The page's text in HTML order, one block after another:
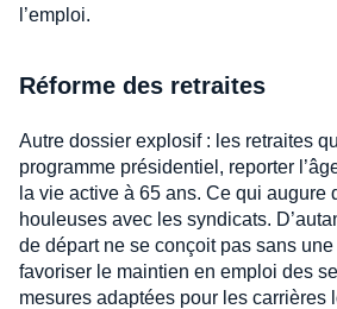
l’emploi.
Réforme des retraites
Autre dossier explosif : les retraites
programme présidentiel, reporter
la vie active à 65 ans. Ce qui augure
houleuses avec les syndicats.
de départ ne se conçoit pas sans
favoriser le maintien en emploi des
mesures adaptées pour les carrières